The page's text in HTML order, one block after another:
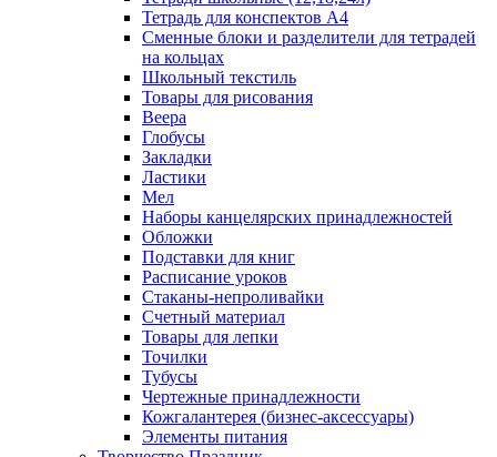
Тетрадь для конспектов А4
Сменные блоки и разделители для тетрадей
на кольцах
Школьный текстиль
Товары для рисования
Веера
Глобусы
Закладки
Ластики
Мел
Наборы канцелярских принадлежностей
Обложки
Подставки для книг
Расписание уроков
Стаканы-непроливайки
Счетный материал
Товары для лепки
Точилки
Тубусы
Чертежные принадлежности
Кожгалантерея (бизнес-аксессуары)
Элементы питания